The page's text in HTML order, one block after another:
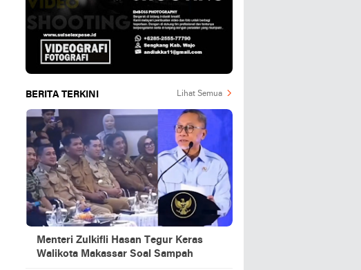
BERITA TERKINI Lihat Semua
Menteri Zulkifli Hasan Tegur Keras
Walikota Makassar Soal Sampah